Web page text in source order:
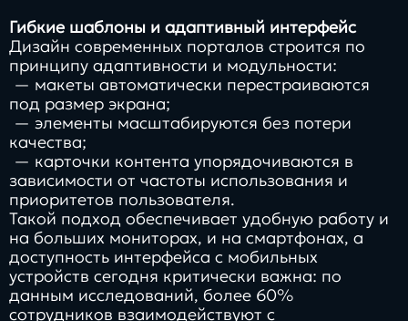
Гибкие шаблоны и адаптивный интерфейс
Дизайн современных порталов строится по
принципу адаптивности и модульности:
— макеты автоматически перестраиваются
под размер экрана;
— элементы масштабируются без потери
качества;
— карточки контента упорядочиваются в
зависимости от частоты использования и
приоритетов пользователя.
Такой подход обеспечивает удобную работу и
на больших мониторах, и на смартфонах, а
доступность интерфейса с мобильных
устройств сегодня критически важна: по
данным исследований, более 60%
сотрудников взаимодействуют с